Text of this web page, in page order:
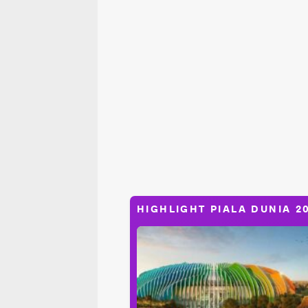
HIGHLIGHT PIALA DUNIA